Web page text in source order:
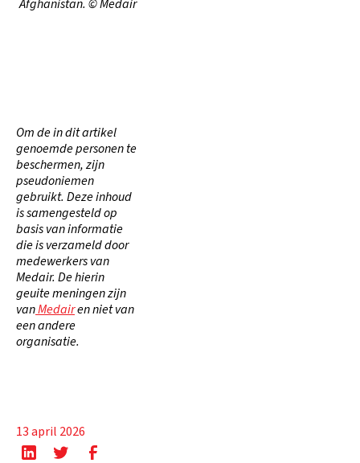
Afghanistan. © Medair
Om de in dit artikel
genoemde personen te
beschermen, zijn
pseudoniemen
gebruikt. Deze inhoud
is samengesteld op
basis van informatie
die is verzameld door
medewerkers van
Medair. De hierin
geuite meningen zijn
vanMedairen niet van
een andere
organisatie.
13 april 2026